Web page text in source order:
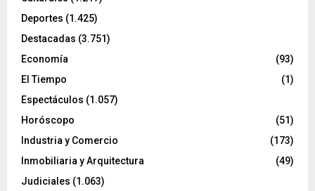
Deportes (1.425)
Destacadas (3.751)
Economía
(93)
El Tiempo
(1)
Espectáculos (1.057)
Horóscopo
(51)
Industria y Comercio
(173)
Inmobiliaria y Arquitectura
(49)
Judiciales (1.063)